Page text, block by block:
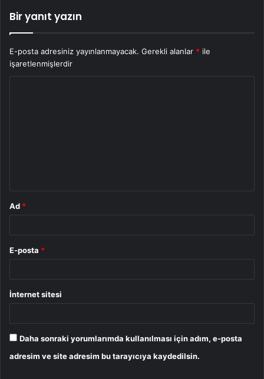
Bir yanıt yazın
E-posta adresiniz yayınlanmayacak. Gerekli alanlar * ile
işaretlenmişlerdir
Ad *
E-posta *
İnternet sitesi
Daha sonraki yorumlarımda kullanılması için adım, e-posta
adresim ve site adresim bu tarayıcıya kaydedilsin.